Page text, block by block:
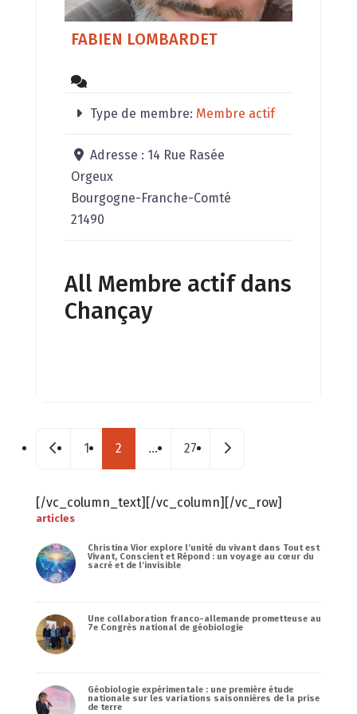
FABIEN LOMBARDET
Type de membre: Membre actif
Adresse : 14 Rue Rasée
Orgeux
Bourgogne-Franche-Comté
21490
All Membre actif dans
Chançay
Posts navigation
Nouveaux postes
1 2 … 27 Messages plus anciens
[/vc_column_text][/vc_column][/vc_row]
articles
Christina Vior explore l’unité du vivant dans Tout est
Vivant, Conscient et Répond : un voyage au cœur du
sacré et de l’invisible
Une collaboration franco-allemande prometteuse au
7e Congrès national de géobiologie
Géobiologie expérimentale : une première étude
nationale sur les variations saisonnières de la prise
de terre